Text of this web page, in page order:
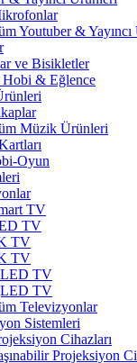
Youtuber &
ve Bisikletler
Hobi & Eğlence
Müzik Ürünleri
Oyun
TV
TV
TV
TV
TV
TV
Televizyonlar
Sistemleri
Cihazları
Projeksiyon